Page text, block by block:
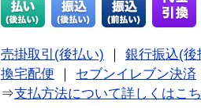
売掛取引(後払い)
銀行振込(後
換宅配便
セブンイレブン決済
⇒支払方法について詳しくはこ